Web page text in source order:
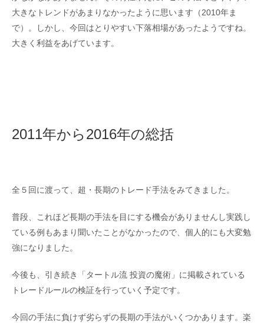
大きなトレンドがあまりなかったように思います（2010年ま
で）。しかし、今回はとりやすい下落相場があったようですね。
大きく利益をあげています。
2011年から2016年の総括
全５回に渡って、超・長期のトレード手法をみてきました。
普段、これほど長期の手法を目にする機会がありませんし実践し
ている例もあまり聞いたことがなかったので、個人的にも大変勉
強になりました。
今後も、引き続き「タートル流 投資の魔術」に掲載されている
トレードルールの検証を行っていく予定です。
今回の手法に負けず劣らずの長期の手法がいくつかあります。楽